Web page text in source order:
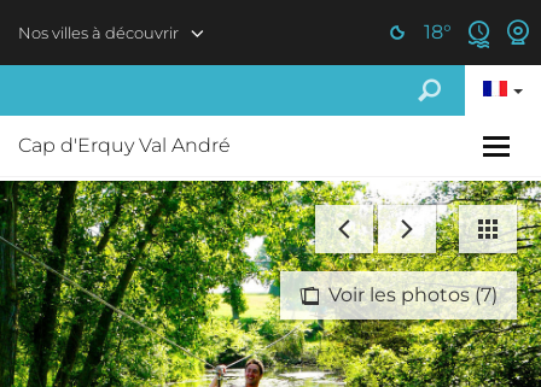
Nos villes à découvrir 18°
Cap d'Erquy Val André
Voir les photos (7)